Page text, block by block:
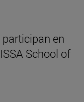
participan en
School of